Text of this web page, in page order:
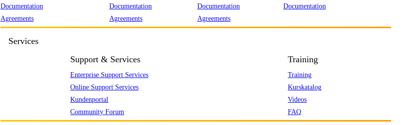
Documentation
Agreements
Documentation
Agreements
Documentation
Agreements
Documentation
Services
Support & Services
Enterprise Support Services
Online Support Services
Kundenportal
Community Forum
Training
Training
Kurskatalog
Videos
FAQ